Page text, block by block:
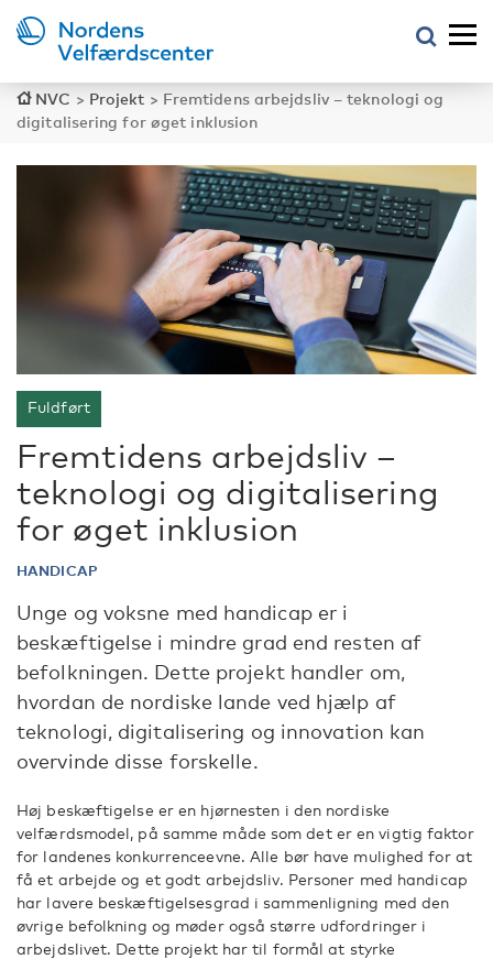
NVC > Projekt > Fremtidens arbejdsliv – teknologi og
digitalisering for øget inklusion
Fuldført
Fremtidens arbejdsliv –
teknologi og digitalisering
for øget inklusion
HANDICAP
Unge og voksne med handicap er i
beskæftigelse i mindre grad end resten af
befolkningen. Dette projekt handler om,
hvordan de nordiske lande ved hjælp af
teknologi, digitalisering og innovation kan
overvinde disse forskelle.
Høj beskæftigelse er en hjørnesten i den nordiske
velfærdsmodel, på samme måde som det er en vigtig faktor
for landenes konkurrenceevne. Alle bør have mulighed for at
få et arbejde og et godt arbejdsliv. Personer med handicap
har lavere beskæftigelsesgrad i sammenligning med den
øvrige befolkning og møder også større udfordringer i
arbejdslivet. Dette projekt har til formål at styrke